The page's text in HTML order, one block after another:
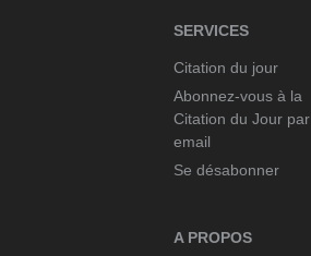
SERVICES
Citation du jour
Abonnez-vous à la
Citation du Jour par
email
Se désabonner
A PROPOS